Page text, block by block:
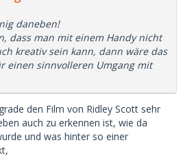
daneben!
dass man mit einem Handy nicht
kreativ sein kann, dann wäre das
einen sinnvolleren Umgang mit
den Film von Ridley Scott sehr
auch zu erkennen ist, wie da
und was hinter so einer